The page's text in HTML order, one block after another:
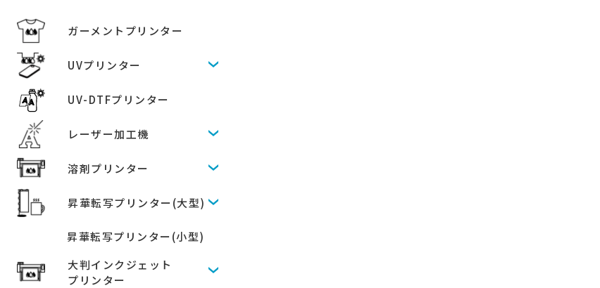
ガーメントプリンター
UVプリンター
UV-DTFプリンター
レーザー加工機
溶剤プリンター
昇華転写プリンター(大型)
昇華転写プリンター(小型)
大判インクジェット
プリンター